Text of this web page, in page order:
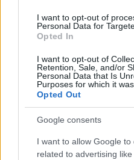
I want to opt-out of
Personal Data for
Opted In
I want to opt-out of
Retention, Sale, and/or
Personal Data that Is
Purposes for which it
Opted Out
Google consents
I want to allow Google to
related to advertising
15:0713.01.26
Νέο σκάνδαλο
κατηγορείται για
γυναικών το 2021